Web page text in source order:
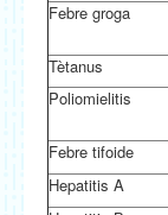
Febre groga
Tètanus
Poliomielitis
Febre tifoide
Hepatitis A